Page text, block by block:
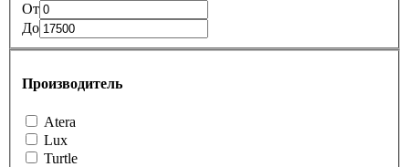
От
До
Производитель
Atera
Lux
Turtle